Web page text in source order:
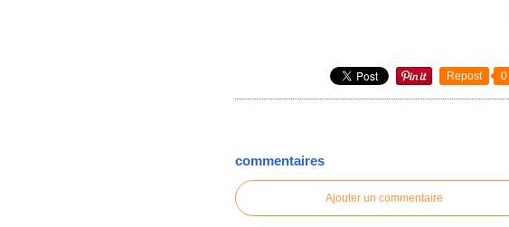
Repost 0
commentaires
Ajouter un commentaire